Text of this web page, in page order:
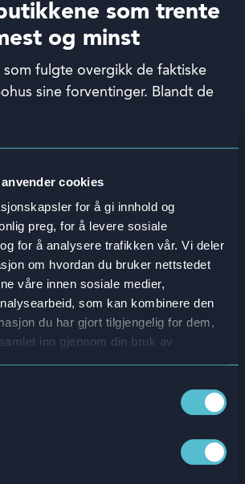
cookies
for å gi innhold og
preg, for å levere sosiale
for å analysere trafikken vår. Vi deler
om hvordan du bruker nettstedet
våre innen sosiale medier,
som kan kombinere den
du har gjort tilgjengelig for dem,
inn gjennom din bruk av
som trente
og minst
som fulgte overgikk de faktiske
sine forventinger. Blandt de
x+
solgte
med
2.5
så stor økning i
inntektene (versus 1x for
de som trente minst).
96%